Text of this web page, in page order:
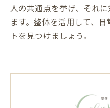
人の共通点を挙げ、それ
ます。整体を活用して、
トを見つけましょう。